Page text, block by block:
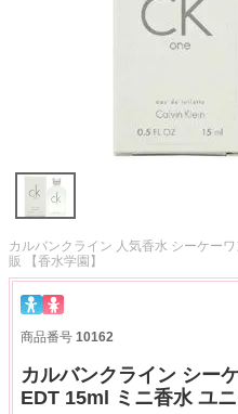
カルバンクライン 人気香水 シーケー
販 【香水学園】
商品番号 10162
カルバンクライン シー
EDT 15ml ミニ香水 ユ